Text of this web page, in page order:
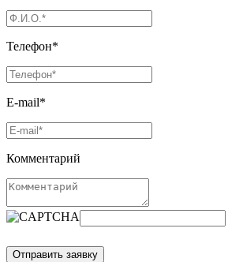
Телефон*
E-mail*
Комментарий